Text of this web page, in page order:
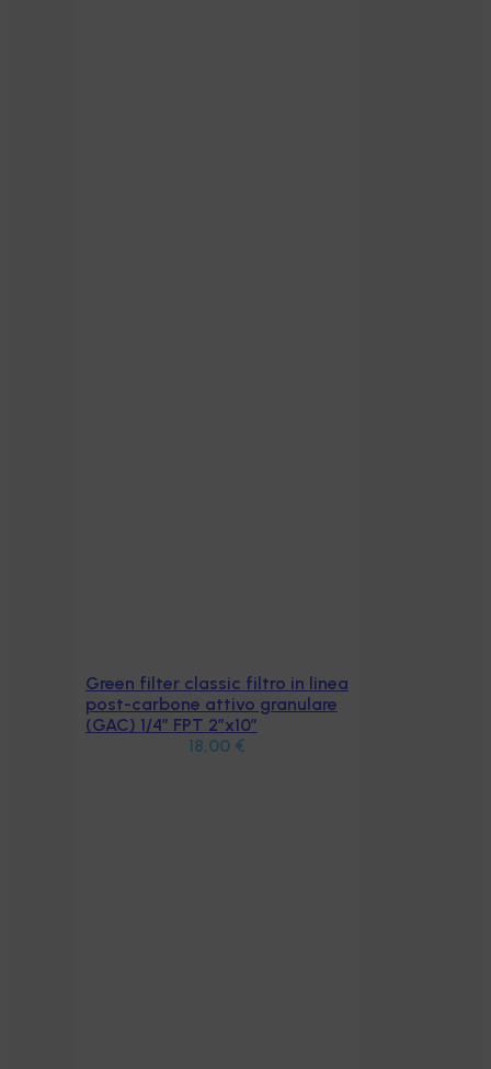
Aggiungi al carrello
Green filter classic filtro in linea
post-carbone attivo granulare
(GAC) 1/4″ FPT 2″x10″
18,00 €